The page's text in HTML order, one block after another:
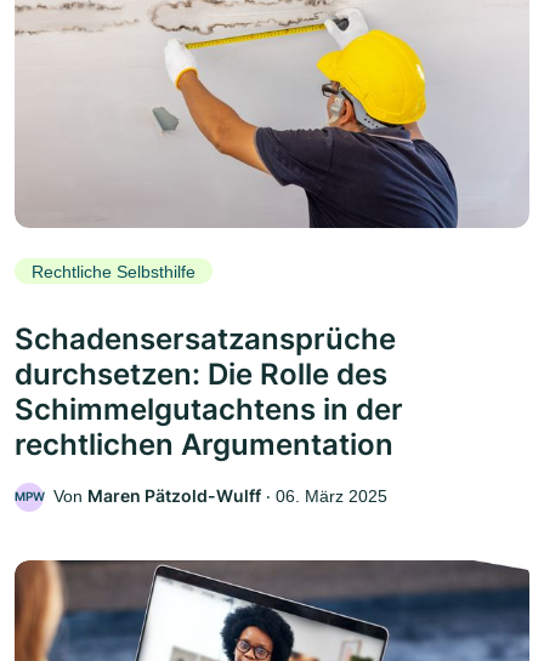
Rechtliche Selbsthilfe
Schadensersatzansprüche
durchsetzen: Die Rolle des
Schimmelgutachtens in der
rechtlichen Argumentation
MPW Von Maren Pätzold-Wulff ‧ 06. März 2025